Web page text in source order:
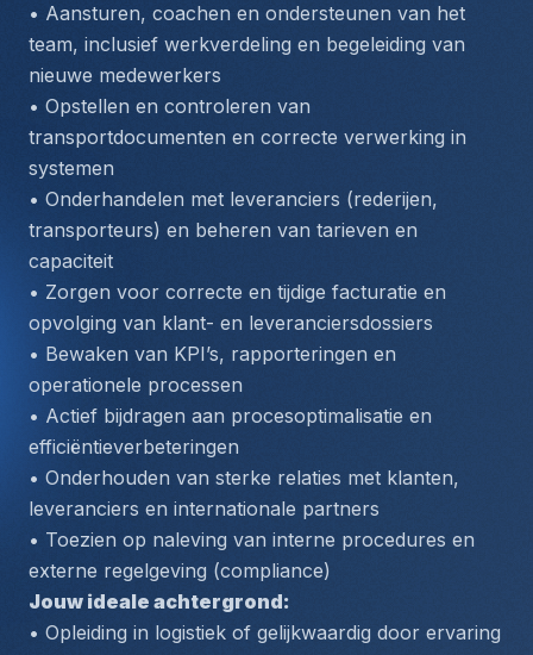
• Aansturen, coachen en ondersteunen van het
team, inclusief werkverdeling en begeleiding van
nieuwe medewerkers
• Opstellen en controleren van
transportdocumenten en correcte verwerking in
systemen
• Onderhandelen met leveranciers (rederijen,
transporteurs) en beheren van tarieven en
capaciteit
• Zorgen voor correcte en tijdige facturatie en
opvolging van klant- en leveranciersdossiers
• Bewaken van KPI’s, rapporteringen en
operationele processen
• Actief bijdragen aan procesoptimalisatie en
efficiëntieverbeteringen
• Onderhouden van sterke relaties met klanten,
leveranciers en internationale partners
• Toezien op naleving van interne procedures en
externe regelgeving (compliance)
Jouw ideale achtergrond:
• Opleiding in logistiek of gelijkwaardig door ervaring